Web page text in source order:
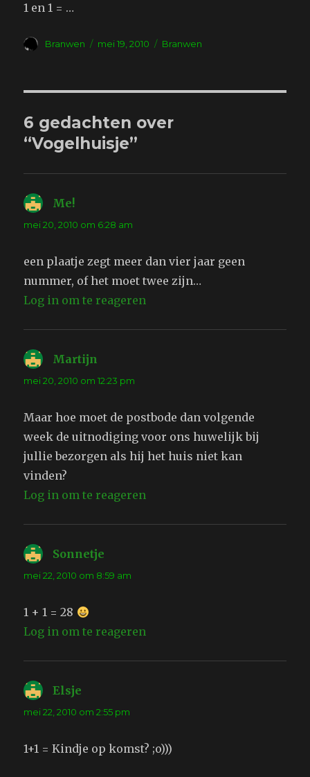
1 en 1 = …
Auteur
Branwen
Geplaatst
mei 19, 2010 Tags
Branwen
6 gedachten over
“Vogelhuisje”
Me!
mei 20, 2010 om 6:28 am
een plaatje zegt meer dan vier jaar geen
nummer, of het moet twee zijn…
Log in om te reageren
Martijn
mei 20, 2010 om 12:23 pm
Maar hoe moet de postbode dan volgende
week de uitnodiging voor ons huwelijk bij
jullie bezorgen als hij het huis niet kan
vinden?
Log in om te reageren
Sonnetje
mei 22, 2010 om 8:59 am
1 + 1 = 28
Log in om te reageren
Elsje
mei 22, 2010 om 2:55 pm
1+1 = Kindje op komst? ;o)))